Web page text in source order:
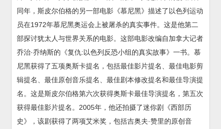
同年，斯皮尔伯格的另一部电影《慕尼黑》描述了以色列运动
员在1972年慕尼黑奥运会上被屠杀的真实事件。这是他第二
部探讨犹太人与世界关系的电影。这部电影改编自加拿大记者
乔治·乔纳斯的《复仇:以色列反恐小组的真实故事》一书。慕
尼黑获得了五项奥斯卡提名，包括最佳影片提名、最佳电影剪
辑提名、最佳原创音乐提名、最佳剧本修改提名和最佳导演提
名。这是斯皮尔伯格第六次获得奥斯卡最佳导演提名，第五次
获得最佳影片提名。2005年，他还拍摄了迷你剧《西部历
史》，该剧获得了两项艾米奖，包括吉奥夫·赞里的原创音